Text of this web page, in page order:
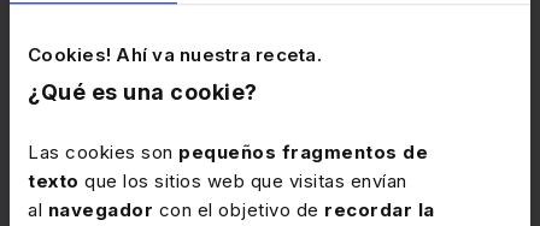
Cookies! Ahí va nuestra receta.
¿Qué es una cookie?
Las cookies son pequeños fragmentos de
texto que los sitios web que visitas envían
al navegador con el objetivo de recordar la
Un software jurídico
para crear de manera sencilla la
Si ya tienes página web Client Link te proporciona los
contenidos actualizadospara que los integres en tu